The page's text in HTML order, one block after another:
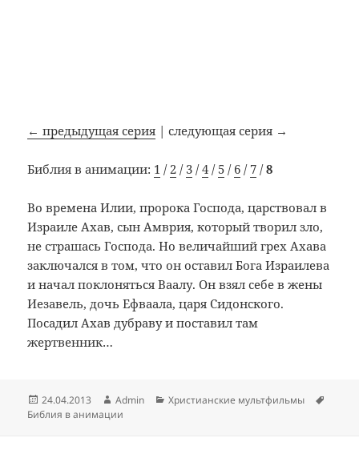
← предыдущая серия | следующая серия →
Библия в анимации: 1 /2 / 3 /4/ 5 / 6 / 7 /8
Во времена Илии, пророка Господа, царствовал в
Израиле Ахав, сын Амврия, который творил зло,
не страшась Господа. Но величайший грех Ахава
заключался в том, что он оставил Бога Израилева
и начал поклоняться Ваалу. Он взял себе в жены
Иезавель, дочь Ефваала, царя Сидонского.
Посадил Ахав дубраву и поставил там
жертвенник…
Опубликовано
24.04.2013 Автор
Admin Рубрики
Христианские мультфильмы
Библия в анимации